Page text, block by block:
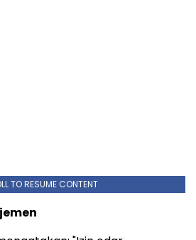
TO RESUME CONTENT